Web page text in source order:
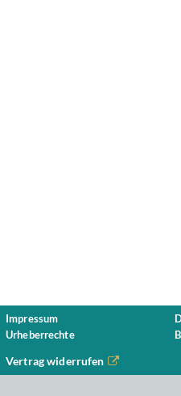
Impressum
Urheberrechte
Vertrag widerrufen